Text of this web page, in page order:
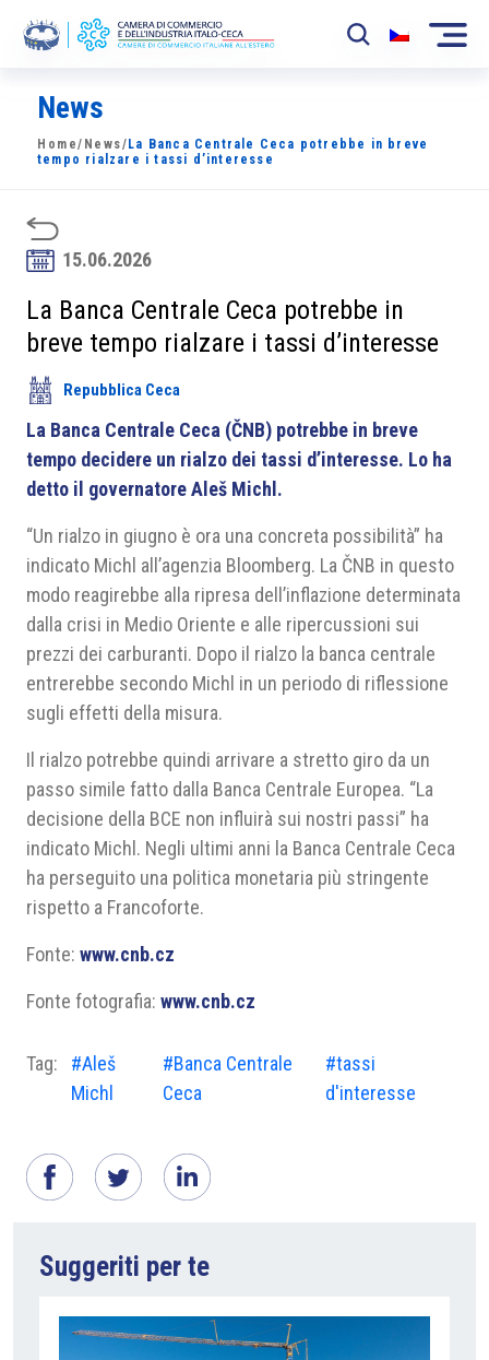
La Camera
News
Sviluppo Mercato
Soci
Partner
Progetti
Area riservata
News
Home/ News/ La Banca Centrale Ceca potrebbe in breve
tempo rialzare i tassi d’interesse
15.06.2026
La Banca Centrale Ceca potrebbe in
breve tempo rialzare i tassi d’interesse
Repubblica Ceca
La Banca Centrale Ceca (ČNB) potrebbe in breve
tempo decidere un rialzo dei tassi d’interesse. Lo ha
detto il governatore Aleš Michl.
“Un rialzo in giugno è ora una concreta possibilità” ha
indicato Michl all’agenzia Bloomberg. La ČNB in questo
modo reagirebbe alla ripresa dell’inflazione determinata
dalla crisi in Medio Oriente e alle ripercussioni sui
prezzi dei carburanti. Dopo il rialzo la banca centrale
entrerebbe secondo Michl in un periodo di riflessione
sugli effetti della misura.
Il rialzo potrebbe quindi arrivare a stretto giro da un
passo simile fatto dalla Banca Centrale Europea. “La
decisione della BCE non influirà sui nostri passi” ha
indicato Michl. Negli ultimi anni la Banca Centrale Ceca
ha perseguito una politica monetaria più stringente
rispetto a Francoforte.
Fonte: www.cnb.cz
Fonte fotografia: www.cnb.cz
Tag:
#Aleš
Michl
#Banca Centrale
Ceca
#tassi
d'interesse
Suggeriti per te